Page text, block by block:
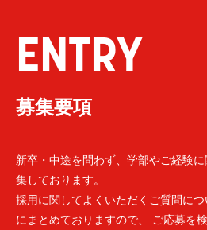
ENTRY
募集要項
新卒・中途を問わず、学部やご経験
集しております。
採用に関してよくいただくご質問につ
にまとめておりますので、 ご応募を